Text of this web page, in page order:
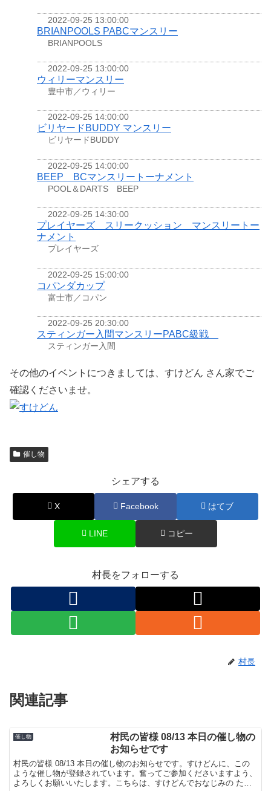
2022-09-25 13:00:00
BRIANPOOLS PABCマンスリー
BRIANPOOLS
2022-09-25 13:00:00
ウィリーマンスリー
豊中市／ウィリー
2022-09-25 14:00:00
ビリヤードBUDDY マンスリー
ビリヤードBUDDY
2022-09-25 14:00:00
BEEP BCマンスリートーナメント
POOL＆DARTS BEEP
2022-09-25 14:30:00
プレイヤーズ スリークッション マンスリートー
ナメント
プレイヤーズ
2022-09-25 15:00:00
コパンダカップ
富士市／コパン
2022-09-25 20:30:00
スティンガー入間マンスリーPABC級戦
スティンガー入間
その他のイベントにつきましては、すけどん さん家でご
確認くださいませ。
催し物
シェアする
X Facebook はてブ
LINE コピー
村長をフォローする
村長
関連記事
催し物
村民の皆様 08/13 本日の催し物の
お知らせです
村民の皆様 08/13 本日の催し物のお知らせです。すけどんに、この
ような催し物が登録されています。奮ってご参加くださいますよう、
よろしくお願いいたします。こちらは、すけどんでおなじみの たま